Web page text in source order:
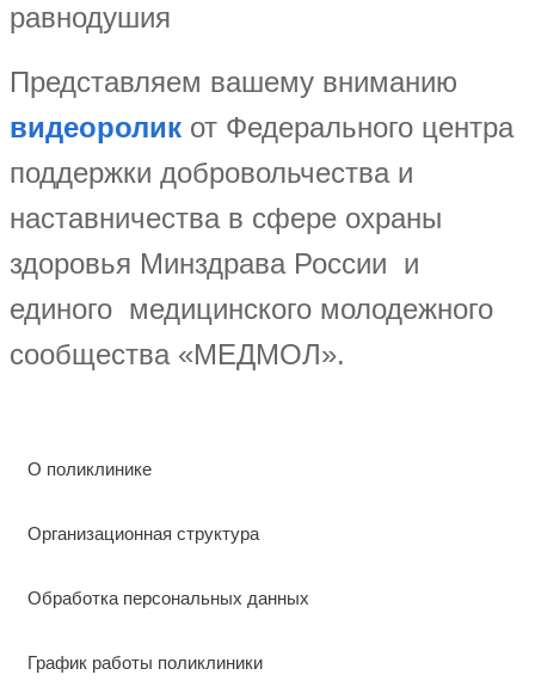
О поликлинике
Организационная структура
Обработка персональных данных
График работы поликлиники
равнодушия
Представляем вашему вниманию
видеороликот Федерального центра
поддержки добровольчества и
наставничества в сфере охраны
здоровья Минздрава России и
единого медицинского молодежного
сообщества «МЕДМОЛ».